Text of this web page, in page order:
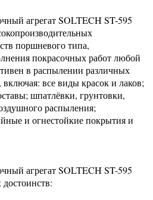
агрегат SOLTECH ST-595
поршневого типа,
покрасочных работ любой
в распылении различных
все виды красок и лаков;
шпатлёвки, грунтовки,
распыления;
и огнестойкие покрытия и
агрегат SOLTECH ST-595